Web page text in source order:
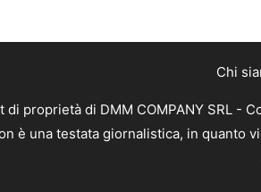
Chi
di proprietà di DMM COMPANY SRL -
è una testata giornalistica, in quanto